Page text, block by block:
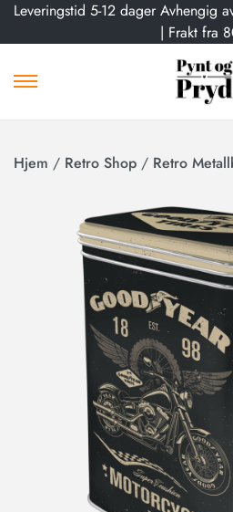
Leveringstid 5-12 dager Avhengig
| Frakt fra
Hjem / Retro Shop / Retro